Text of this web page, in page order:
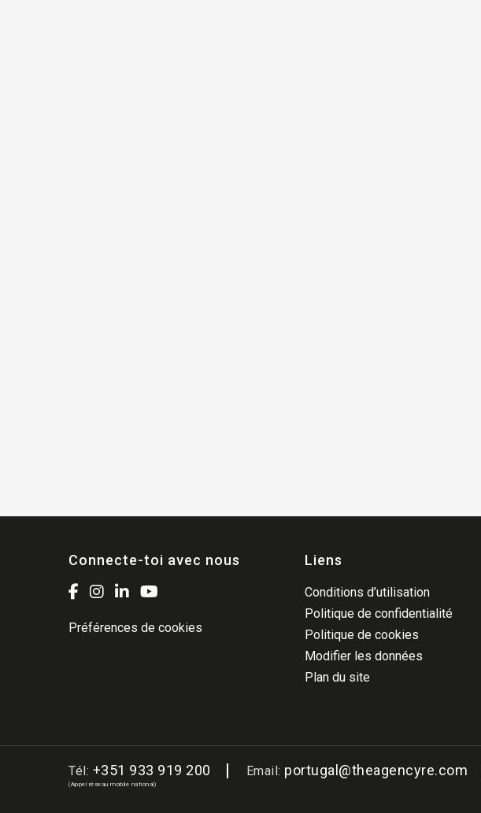
Connecte-toi avec nous
Préférences de cookies
Liens
Conditions d’utilisation
Politique de confidentialité
Politique de cookies
Modifier les données
Plan du site
Tél: +351 933 919 200
(Appel réseau mobile national)
Email: portugal@theagencyre.com